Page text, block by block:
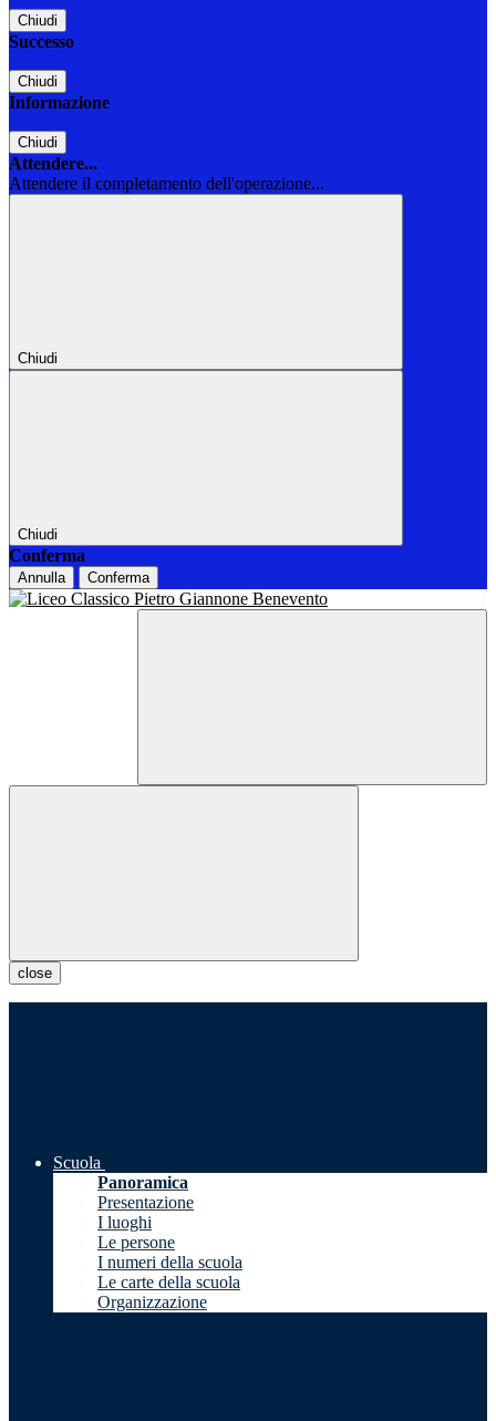
Chiudi
Successo
Chiudi
Informazione
Chiudi
Attendere...
Attendere il completamento dell'operazione...
Chiudi
Chiudi
Conferma
Annulla Conferma
close
Scuola
Panoramica
Presentazione
I luoghi
Le persone
I numeri della scuola
Le carte della scuola
Organizzazione